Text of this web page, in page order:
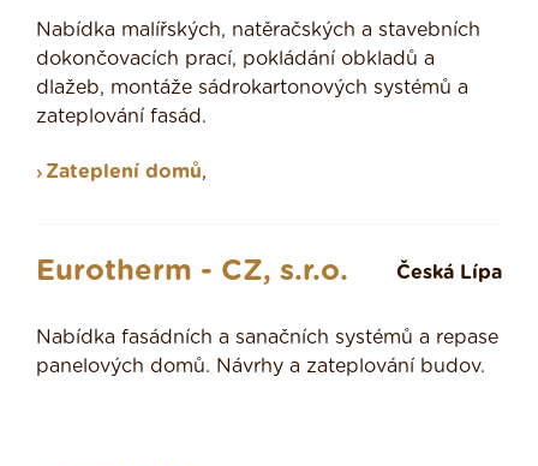
Nabídka malířských, natěračských a stavebních
dokončovacích prací, pokládání obkladů a
dlažeb, montáže sádrokartonových systémů a
zateplování fasád.
Zateplení domů,
Eurotherm - CZ, s.r.o. Česká Lípa
Nabídka fasádních a sanačních systémů a repase
panelových domů. Návrhy a zateplování budov.